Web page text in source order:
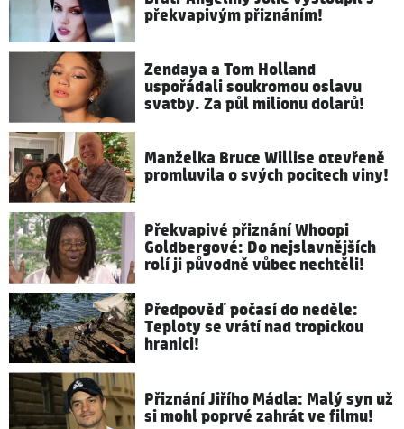
překvapivým přiznáním!
Zendaya a Tom Holland
uspořádali soukromou oslavu
svatby. Za půl milionu dolarů!
Manželka Bruce Willise otevřeně
promluvila o svých pocitech viny!
Překvapivé přiznání Whoopi
Goldbergové: Do nejslavnějších
rolí ji původně vůbec nechtěli!
Předpověď počasí do neděle:
Teploty se vrátí nad tropickou
hranici!
Přiznání Jiřího Mádla: Malý syn už
si mohl poprvé zahrát ve filmu!